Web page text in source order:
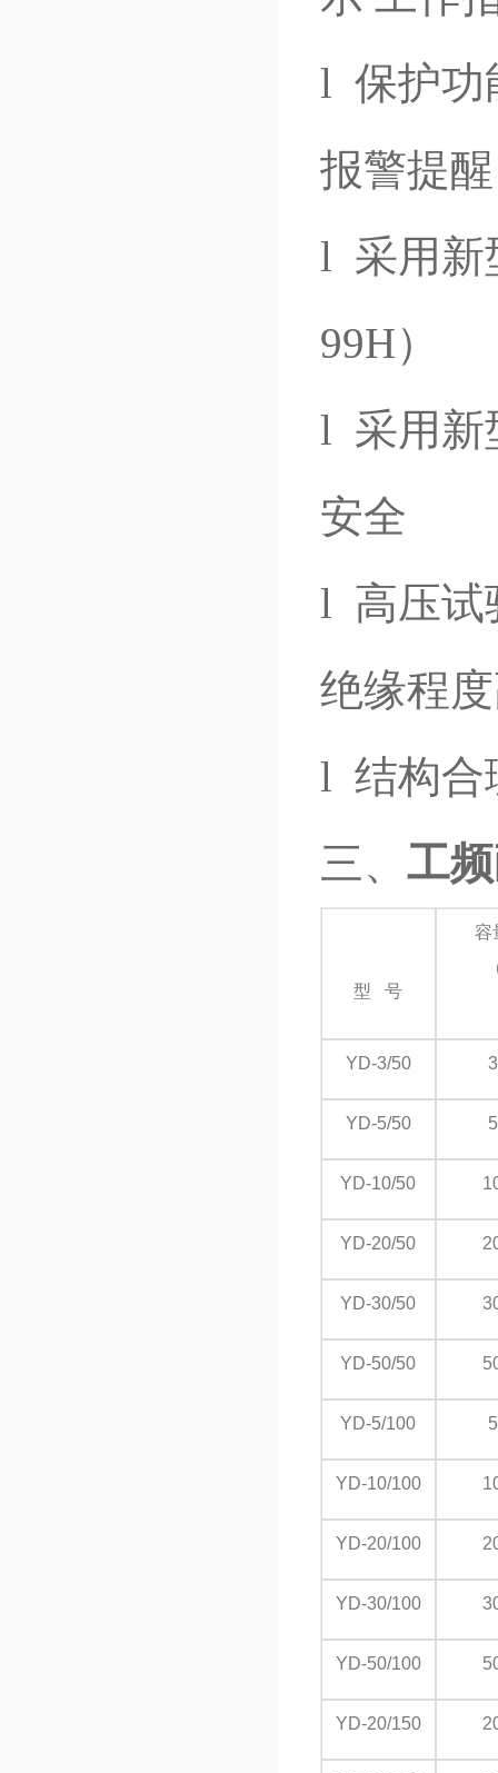
l 保护功
报警提醒
l 采用新
99H）
l 采用新
安全
l 高压试
绝缘程
l 结构合
三、 工
型 号
容
YD-3/50 3
YD-5/50 5
YD-10/50
YD-20/50
YD-30/50
YD-50/50
YD-5/100 5
YD-10/100
YD-20/100
YD-30/100
YD-50/100
YD-20/150